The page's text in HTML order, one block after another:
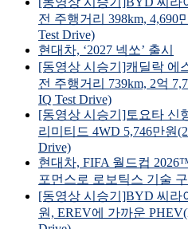
전 주행거리 398km, 4,690
Test Drive)
현대차, ‘2027 넥쏘’ 출시
[동영상 시승기]캐딜락 에
전 주행거리 739km, 2억
IQ Test Drive)
[동영상 시승기]토요타 신
리미티드 4WD 5,746만원
Drive)
현대차, FIFA 월드컵
포먼스로 로보틱스 기술
[동영상 시승기]BYD 씨라
원, EREV에 가까운